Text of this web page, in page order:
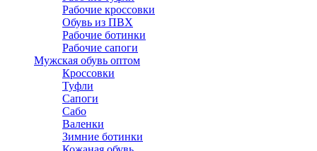
Рабочие кроссовки
Обувь из ПВХ
Рабочие ботинки
Рабочие сапоги
Мужская обувь оптом
Кроссовки
Туфли
Сапоги
Сабо
Валенки
Зимние ботинки